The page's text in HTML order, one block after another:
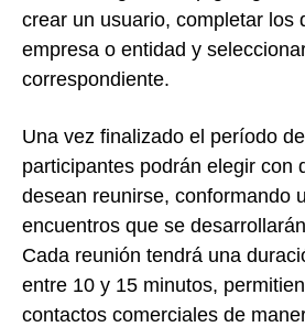
crear un usuario, completar los
empresa o entidad y
correspondiente.
Una vez finalizado el período
participantes podrán elegir con
desean reunirse, conformando
encuentros que se
Cada reunión tendrá una
entre 10 y 15 minutos,
contactos comerciales de